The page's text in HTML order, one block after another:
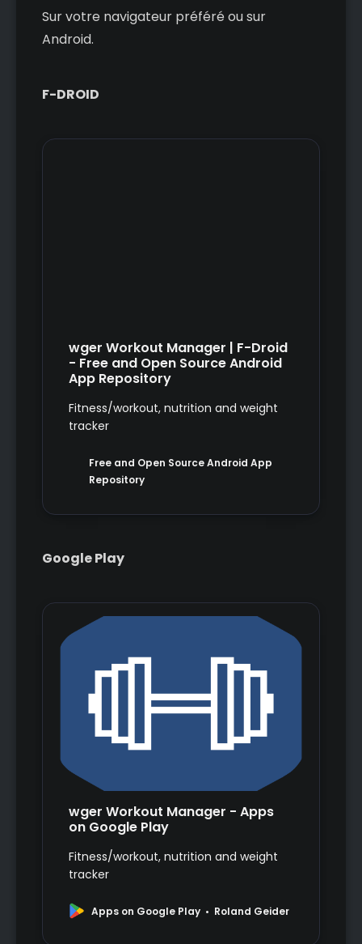
Sur votre navigateur préféré ou sur
Android.
F-DROID
wger Workout Manager | F-Droid
- Free and Open Source Android
App Repository
Fitness/workout, nutrition and weight
tracker
Free and Open Source Android App
Repository
Google Play
wger Workout Manager - Apps
on Google Play
Fitness/workout, nutrition and weight
tracker
Apps on Google Play Roland Geider